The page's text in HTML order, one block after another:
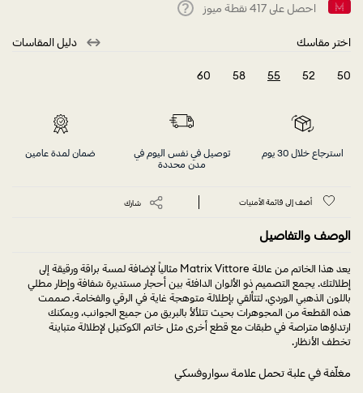
احصل على 417 نقطة ميوز
اختر مقاسك
دليل المقاسات
50
52
55
58
60
استرجاع خلال 30 يوم
توصيل في نفس اليوم في
مدن محددة
ضمان لمدة عامين
أضف إلى قائمة الأمنيات شارك
الوصف والتفاصيل
يعد هذا الخاتم من عائلة Matrix Vittore مثالياً لإضافة لمسة براقة ورقيقة إلى
إطلالتك. يجمع التصميم ذو الألوان الدافئة بين أحجار مستديرة شفافة وإطار مطلي
باللون الذهبي الوردي، لتتألقي بإطلالة متوهجة غاية في الرقي والفخامة. صممت
هذه القطعة من المجوهرات بحيث تتلألأ بالبريق من جميع الجوانب، ويمكنك
ارتداؤها متراصة في طبقات مع قطع أخرى مثل خاتم الكوكتيل لإطلالة متباينة
تخطف الأنظار.
مغلّفة في علبة تحمل علامة سواروفسكي